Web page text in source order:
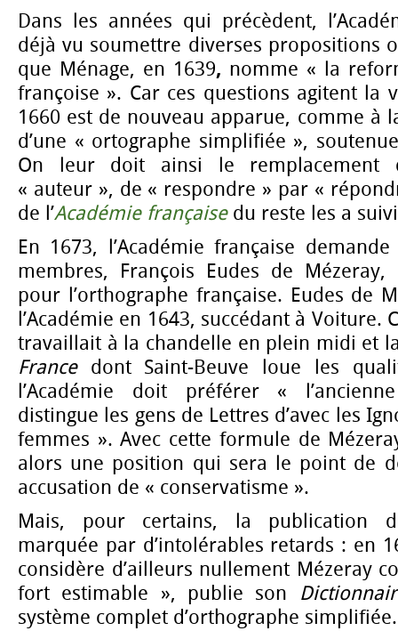
Dans les années qui précèdent,
déjà vu soumettre diverses propositions
que Ménage, en 1639, nomme « la
françoise ». Car ces questions agitent la
1660 est de nouveau apparue, comme à
d’une « ortographe simplifiée »,
On leur doit ainsi le remplacement
« auteur », de « respondre » par «
de l’Académie françaisedu reste les a
En 1673, l’Académie française
membres, François Eudes de Mézeray,
pour l’orthographe française. Eudes de
l’Académie en 1643, succédant à Voiture.
travaillait à la chandelle en plein midi et
Francedont Saint-Beuve loue les
l’Académie doit préférer «
distingue les gens de Lettres d’avec les
femmes ». Avec cette formule de
alors une position qui sera le point de
accusation de « conservatisme ».
Mais, pour certains, la publication
marquée par d’intolérables retards : en
considère d’ailleurs nullement Mézeray
fort estimable », publie son
système complet d’orthographe simplifiée.